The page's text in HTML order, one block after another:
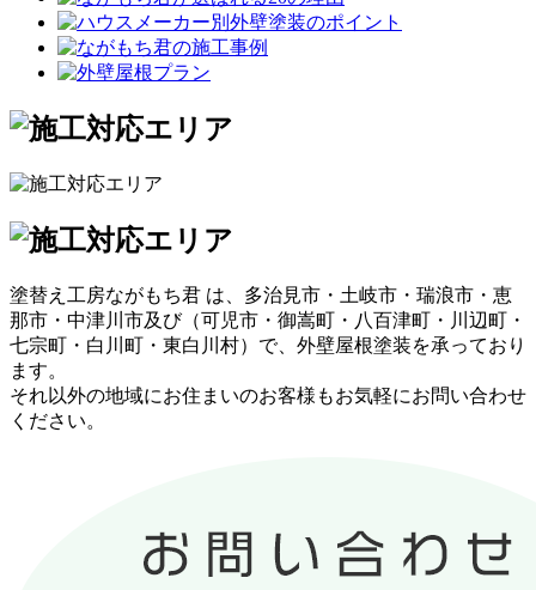
塗替え工房ながもち君 は、多治見市・土岐市・瑞浪市・恵
那市・中津川市及び（可児市・御嵩町・八百津町・川辺町・
七宗町・白川町・東白川村）で、外壁屋根塗装を承っており
ます。
それ以外の地域にお住まいのお客様もお気軽にお問い合わせ
ください。